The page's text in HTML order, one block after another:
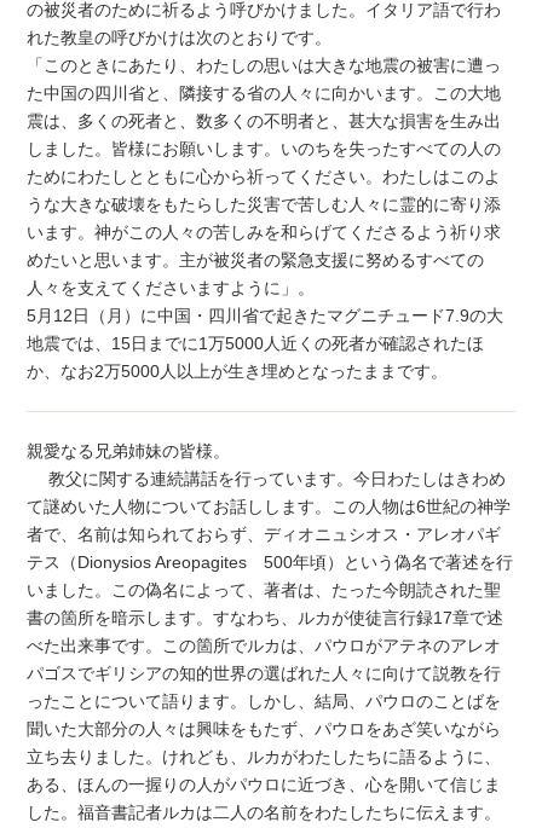
の被災者のために祈るよう呼びかけました。イタリア語で行わ
れた教皇の呼びかけは次のとおりです。
「このときにあたり、わたしの思いは大きな地震の被害に遭っ
た中国の四川省と、隣接する省の人々に向かいます。この大地
震は、多くの死者と、数多くの不明者と、甚大な損害を生み出
しました。皆様にお願いします。いのちを失ったすべての人の
ためにわたしとともに心から祈ってください。わたしはこのよ
うな大きな破壊をもたらした災害で苦しむ人々に霊的に寄り添
います。神がこの人々の苦しみを和らげてくださるよう祈り求
めたいと思います。主が被災者の緊急支援に努めるすべての
人々を支えてくださいますように」。
5月12日（月）に中国・四川省で起きたマグニチュード7.9の大
地震では、15日までに1万5000人近くの死者が確認されたほ
か、なお2万5000人以上が生き埋めとなったままです。
親愛なる兄弟姉妹の皆様。
教父に関する連続講話を行っています。今日わたしはきわめ
て謎めいた人物についてお話しします。この人物は6世紀の神学
者で、名前は知られておらず、ディオニュシオス・アレオパギ
テス（Dionysios Areopagites 500年頃）という偽名で著述を行
いました。この偽名によって、著者は、たった今朗読された聖
書の箇所を暗示します。すなわち、ルカが使徒言行録17章で述
べた出来事です。この箇所でルカは、パウロがアテネのアレオ
パゴスでギリシアの知的世界の選ばれた人々に向けて説教を行
ったことについて語ります。しかし、結局、パウロのことばを
聞いた大部分の人々は興味をもたず、パウロをあざ笑いながら
立ち去りました。けれども、ルカがわたしたちに語るように、
ある、ほんの一握りの人がパウロに近づき、心を開いて信じま
した。福音書記者ルカは二人の名前をわたしたちに伝えます。